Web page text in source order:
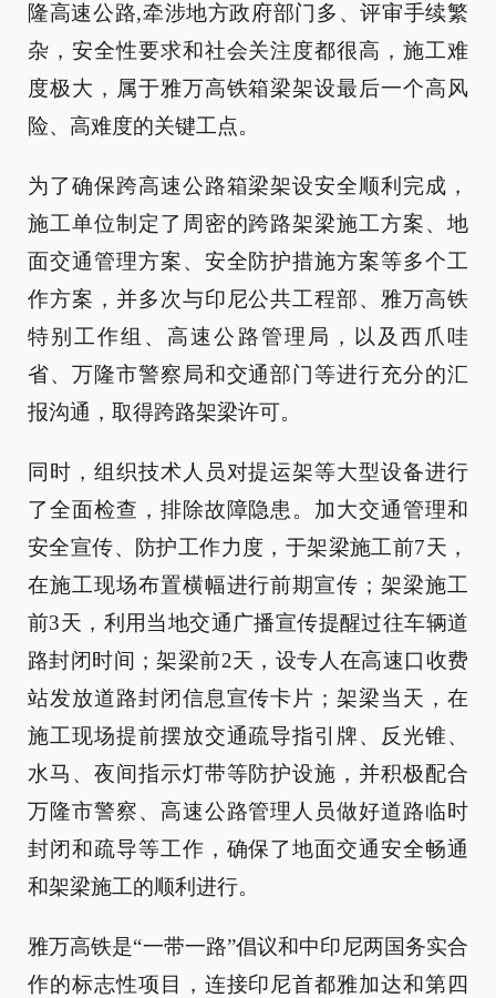
隆高速公路,牵涉地方政府部门多、评审手续繁
杂，安全性要求和社会关注度都很高，施工难
度极大，属于雅万高铁箱梁架设最后一个高风
险、高难度的关键工点。
为了确保跨高速公路箱梁架设安全顺利完成，
施工单位制定了周密的跨路架梁施工方案、地
面交通管理方案、安全防护措施方案等多个工
作方案，并多次与印尼公共工程部、雅万高铁
特别工作组、高速公路管理局，以及西爪哇
省、万隆市警察局和交通部门等进行充分的汇
报沟通，取得跨路架梁许可。
同时，组织技术人员对提运架等大型设备进行
了全面检查，排除故障隐患。加大交通管理和
安全宣传、防护工作力度，于架梁施工前7天，
在施工现场布置横幅进行前期宣传；架梁施工
前3天，利用当地交通广播宣传提醒过往车辆道
路封闭时间；架梁前2天，设专人在高速口收费
站发放道路封闭信息宣传卡片；架梁当天，在
施工现场提前摆放交通疏导指引牌、反光锥、
水马、夜间指示灯带等防护设施，并积极配合
万隆市警察、高速公路管理人员做好道路临时
封闭和疏导等工作，确保了地面交通安全畅通
和架梁施工的顺利进行。
雅万高铁是“一带一路”倡议和中印尼两国务实合
作的标志性项目，连接印尼首都雅加达和第四